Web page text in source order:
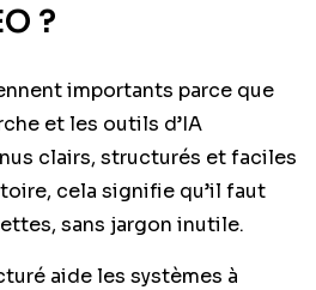
?
importants parce que
et les outils d’IA
clairs, structurés et faciles
cela signifie qu’il faut
sans jargon inutile.
aide les systèmes à